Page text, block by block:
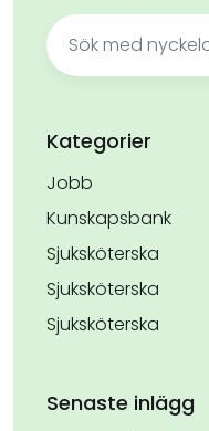
Sök
efter:
Kategorier
Jobb
Kunskapsbank
Sjuksköterska
Sjuksköterska
Sjuksköterska
Senaste inlägg